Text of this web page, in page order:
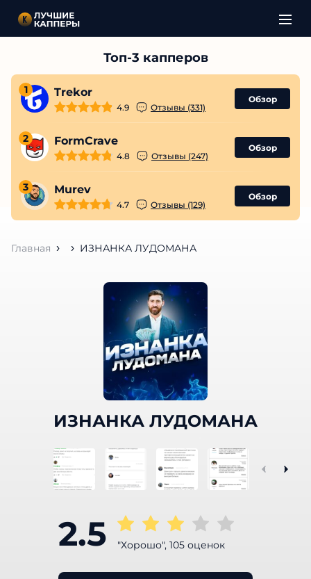
1 Trekor
4.9 Отзывы (331)
Обзор
2 FormCrave
4.8 Отзывы (247)
Обзор
3 Murev
4.7 Отзывы (129)
Обзор
Главная ИЗНАНКА ЛУДОМАНА
ИЗНАНКА ЛУДОМАНА
2.5 "Хорошо", 105 оценок